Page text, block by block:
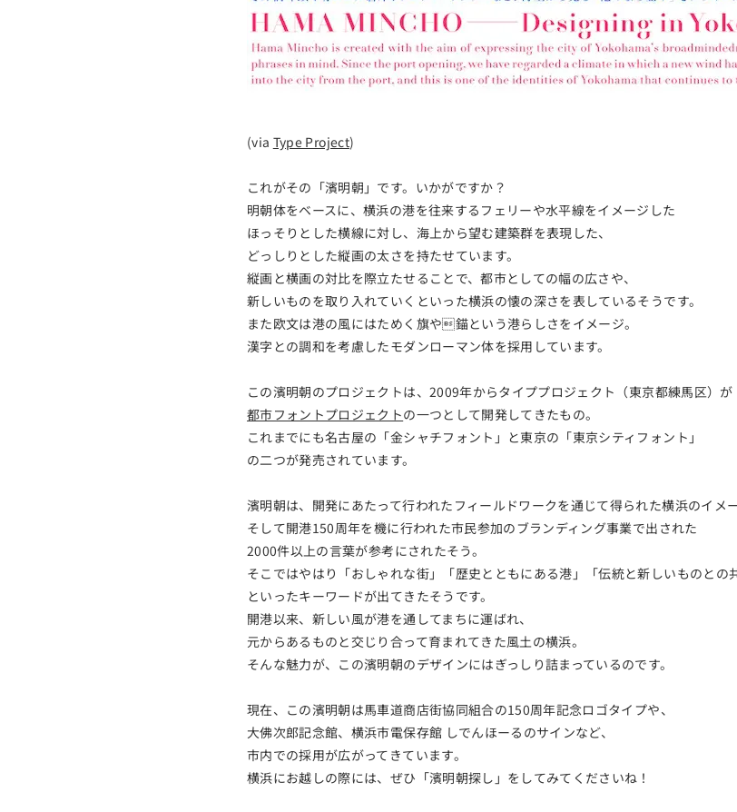
(via Type Project)
これがその「濱明朝」です。いかがですか？
明朝体をベースに、横浜の港を往来するフェリーや水平線をイメージした
ほっそりとした横線に対し、海上から望む建築群を表現した、
どっしりとした縦画の太さを持たせています。
縦画と横画の対比を際立たせることで、都市としての幅の広さや、
新しいものを取り入れていくといった横浜の懐の深さを表しているそうです。
また欧文は港の風にはためく旗や錨という港らしさをイメージ。
漢字との調和を考慮したモダンローマン体を採用しています。
この濱明朝のプロジェクトは、2009年からタイププロジェクト（東京都練馬区）が
都市フォントプロジェクトの一つとして開発してきたもの。
これまでにも名古屋の「金シャチフォント」と東京の「東京シティフォント」
の二つが発売されています。
濱明朝は、開発にあたって行われたフィールドワークを通じて得られた横浜のイメー
そして開港150周年を機に行われた市民参加のブランディング事業で出された
2000件以上の言葉が参考にされたそう。
そこではやはり「おしゃれな街」「歴史とともにある港」「伝統と新しいものとの
といったキーワードが出てきたそうです。
開港以来、新しい風が港を通してまちに運ばれ、
元からあるものと交じり合って育まれてきた風土の横浜。
そんな魅力が、この濱明朝のデザインにはぎっしり詰まっているのです。
現在、この濱明朝は馬車道商店街協同組合の150周年記念ロゴタイプや、
大佛次郎記念館、横浜市電保存館 しでんほーるのサインなど、
市内での採用が広がってきています。
横浜にお越しの際には、ぜひ「濱明朝探し」をしてみてくださいね！